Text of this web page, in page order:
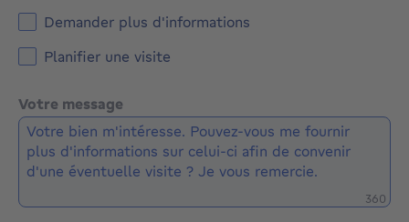
Demander plus d'informations
Planifier une visite
Votre message
360